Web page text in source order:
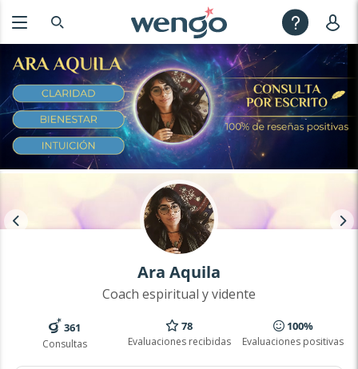
Ara Aquila
Coach espiritual y vidente
361
Consultas
78
Evaluaciones recibidas
100%
Evaluaciones positivas